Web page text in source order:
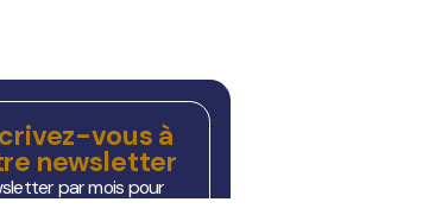
vous à
newsletter
par mois pour